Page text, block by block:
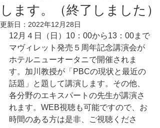
します。（終了しました）
更新日： 2022年12月28日
12月４日（日）10：00から13：00まで
マヴィレット発売５周年記念講演会が
ホテルニューオータニで開催されま
す。加川教授が「PBCの現状と最近の
話題」と題して講演します。その他、
各分野のエキスパートの先生が講演さ
れます。WEB視聴も可能ですので、お
時間のある方は是非、ご視聴くださ